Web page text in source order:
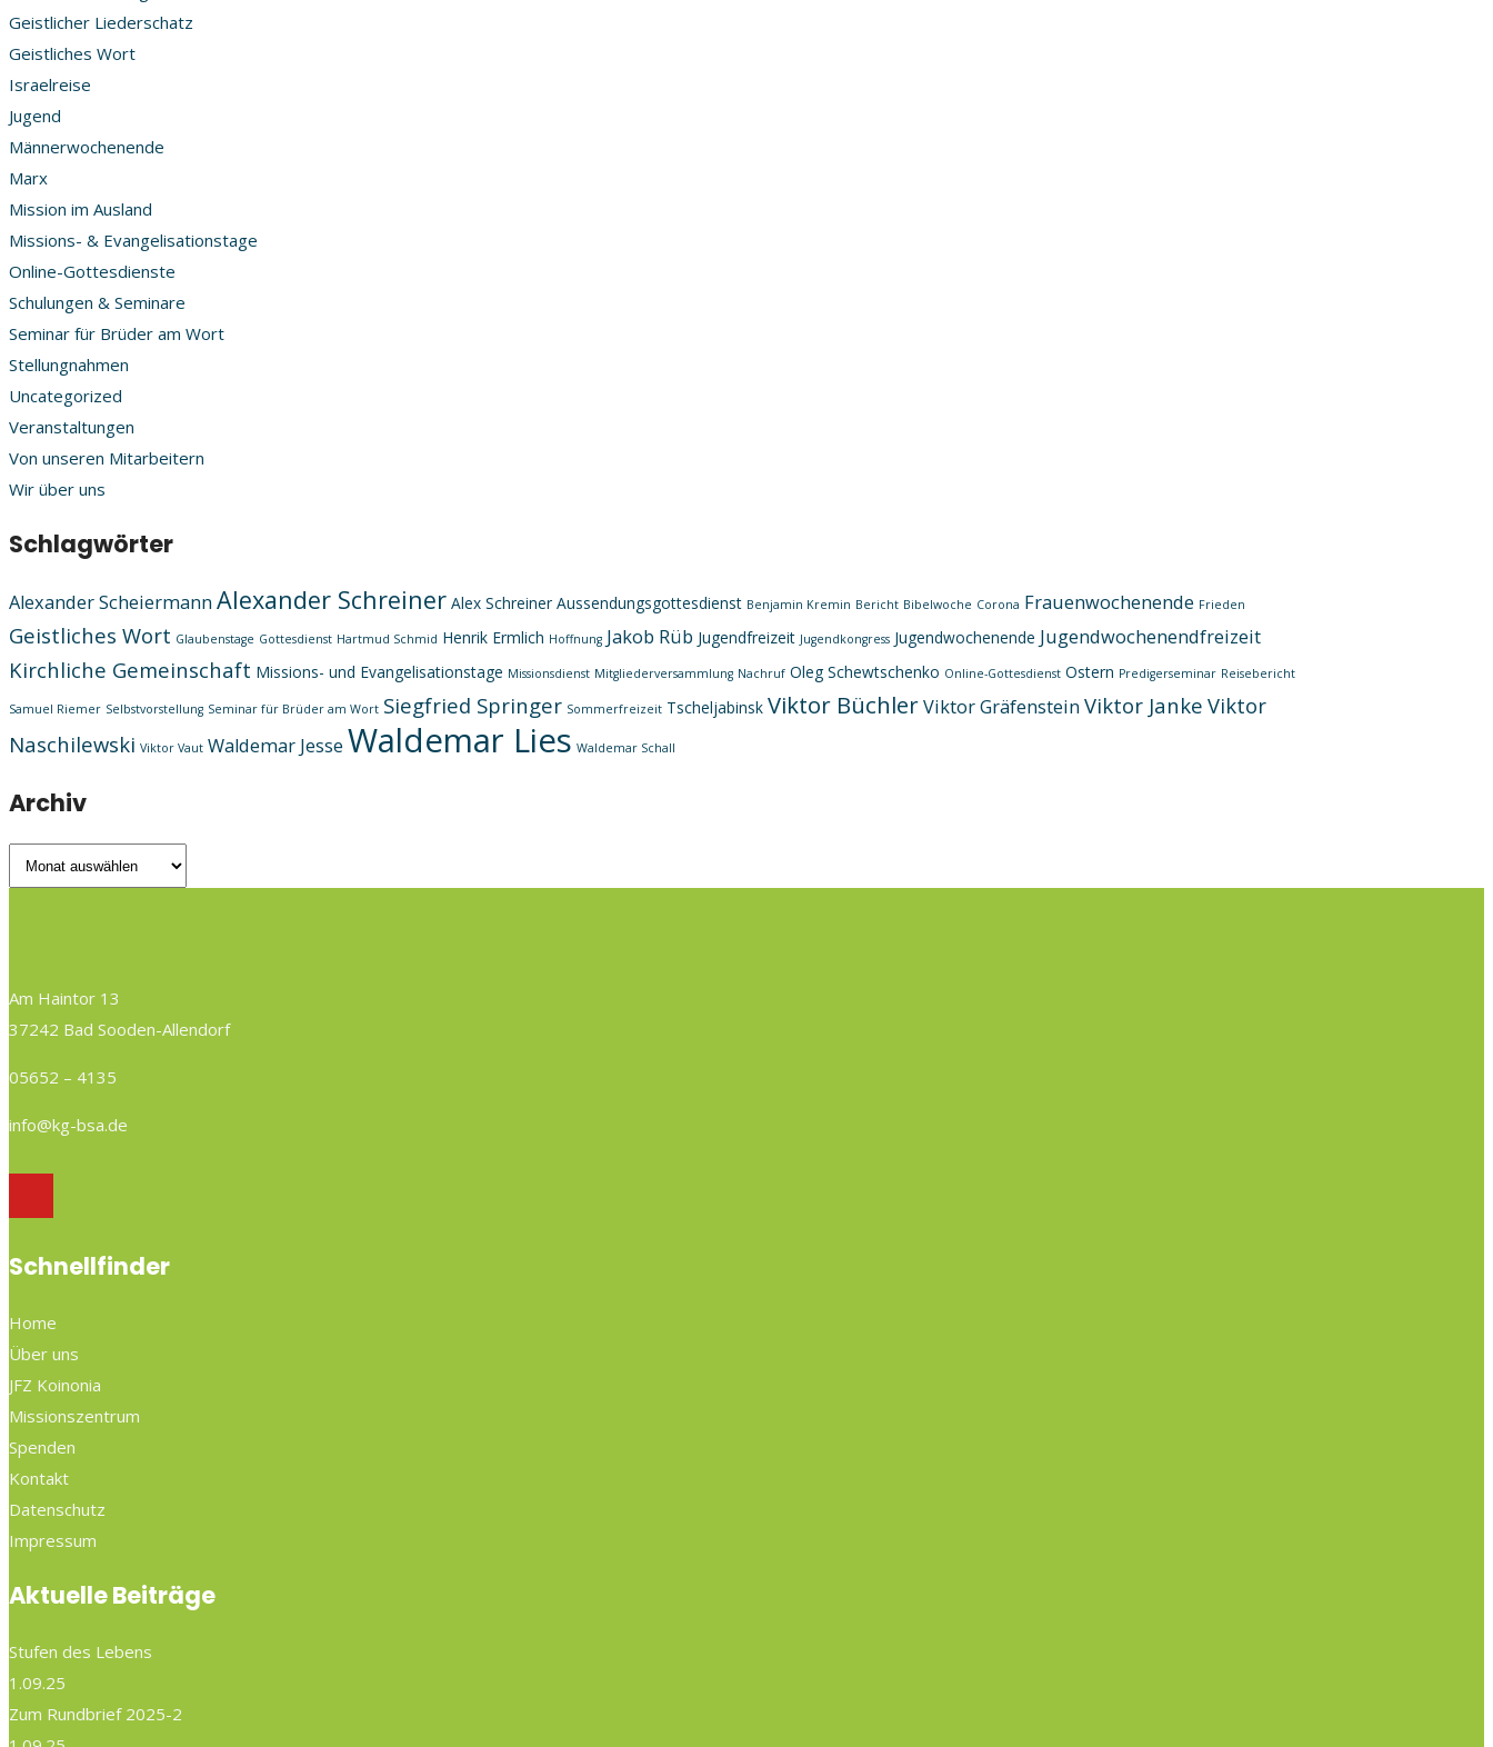
Geistlicher Liederschatz
Geistliches Wort
Israelreise
Jugend
Männerwochenende
Marx
Mission im Ausland
Missions- & Evangelisationstage
Online-Gottesdienste
Schulungen & Seminare
Seminar für Brüder am Wort
Stellungnahmen
Uncategorized
Veranstaltungen
Von unseren Mitarbeitern
Wir über uns
Schlagwörter
Alexander ScheiermannAlexander Schreiner Alex Schreiner Aussendungsgottesdienst Benjamin Kremin Bericht Bibelwoche Corona Frauenwochenende Frieden
Geistliches Wort Glaubenstage Gottesdienst Hartmud Schmid Henrik Ermlich Hoffnung Jakob Rüb Jugendfreizeit Jugendkongress Jugendwochenende Jugendwochenendfreizeit
Kirchliche Gemeinschaft Missions- und Evangelisationstage Missionsdienst Mitgliederversammlung Nachruf Oleg Schewtschenko Online-Gottesdienst Ostern Predigerseminar Reisebericht
Samuel Riemer Selbstvorstellung Seminar für Brüder am Wort Siegfried Springer Sommerfreizeit Tscheljabinsk Viktor BüchlerViktor GräfensteinViktor Janke Viktor
Naschilewski Viktor Vaut Waldemar Jesse Waldemar Lies Waldemar Schall
Archiv
Archiv
Am Haintor 13
37242 Bad Sooden-Allendorf
05652 – 4135
info@kg-bsa.de
Schnellfinder
Home
Über uns
JFZ Koinonia
Missionszentrum
Spenden
Kontakt
Datenschutz
Impressum
Aktuelle Beiträge
Stufen des Lebens
1.09.25
Zum Rundbrief 2025-2